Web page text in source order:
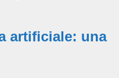
artificiale: una